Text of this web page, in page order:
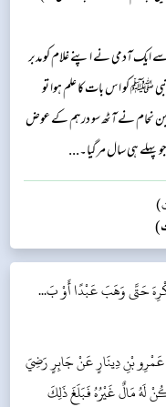
ایک آدمی نے اپنے غلام کو مدبر
نبی ﷺ کو اس بات کا علم ہوا تو
بن نحام نے آٹھ سو درہم کے عوض
پہلے ہی سال مر گیا۔...
حَتَّى وَهَبَ عَبْدًا أَوْ بَ...
عَمْرِو بْنِ دِينَارٍ عَنْ جَابِرٍ رَضِيَ
لَهُ مَالٌ غَيْرُهُ فَبَلَغَ ذَلِكَ